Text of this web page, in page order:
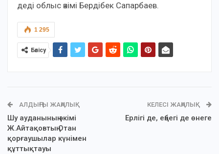
деді облыс әкімі Бердібек Сапарбаев.
1 295
Бөлісу
АЛДЫҢҒЫ ЖАҢАЛЫҚ
Шу ауданының әкімі
Ж.Айтақовтың Отан
қорғаушылар күнімен
құттықтауы
КЕЛЕСІ ЖАҢАЛЫҚ
Ерлігі де, еңбегі де өнеге